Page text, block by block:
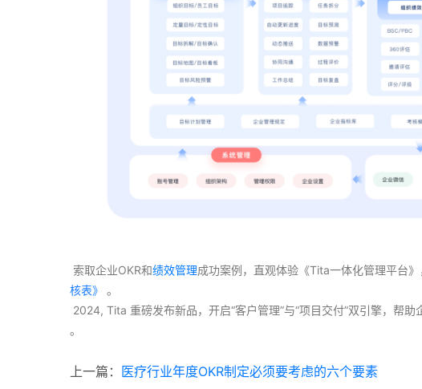
索取企业OKR和绩效管理成功案例，直观体验《Tita一体化管理平台
核表》
。
2024, Tita 重磅发布新品，开启“客户管理”与“项目交付”双引擎，帮
。
上一篇： 医疗行业年度OKR制定必须要考虑的六个要素